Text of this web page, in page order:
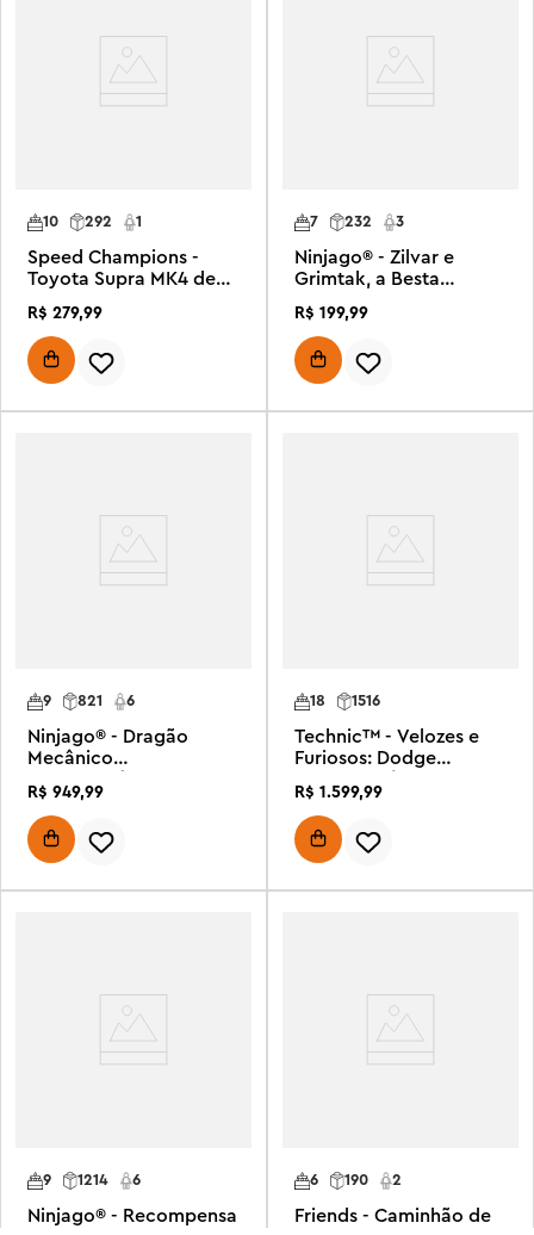
1
292
10
Speed Champions -
Toyota Supra MK4 de
R$ 279,99
7 3
232
Ninjago® - Zilvar e
Grimtak, a Besta
R$ 199,99
821
9 6
Ninjago® - Dragão
Mecânico
Wyldfyre
R$ 949,99
18 1516
Technic™ - Velozes e
Furiosos: Dodge
R$ 1 .599,99
1214
9 6
Ninjago® - Recompensa
2
190
6
Friends - Caminhão de